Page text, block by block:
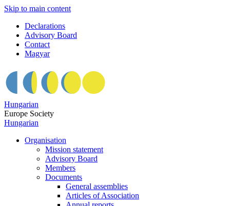
Skip to main content
Declarations
Advisory Board
Contact
Magyar
Hungarian
Europe Society
Hungarian
Organisation
Mission statement
Advisory Board
Members
Documents
General assemblies
Articles of Association